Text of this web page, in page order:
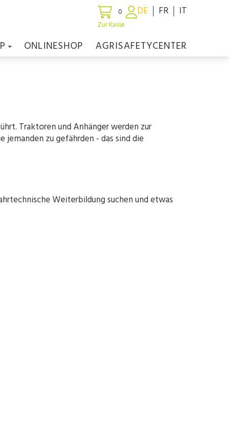
0
Zur Kasse
DE FR IT
ONLINESHOP AGRISAFETYCENTER
Traktoren und Anhänger werden zur
zu gefährden - das sind die
Weiterbildung suchen und etwas